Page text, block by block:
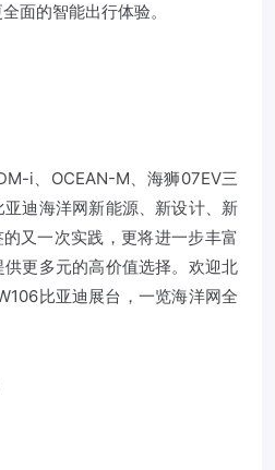
面的智能出行体验。
i、OCEAN-M、海狮07EV三
迪海洋网新能源、新设计、新
又一次实践，更将进一步丰富
更多元的高价值选择。欢迎北
比亚迪展台，一览海洋网全